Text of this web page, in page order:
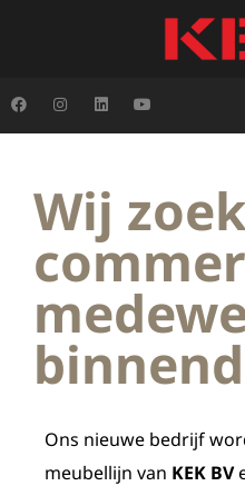
Wij
Ons nieuwe bedrijf
meubellijn van KEK BV